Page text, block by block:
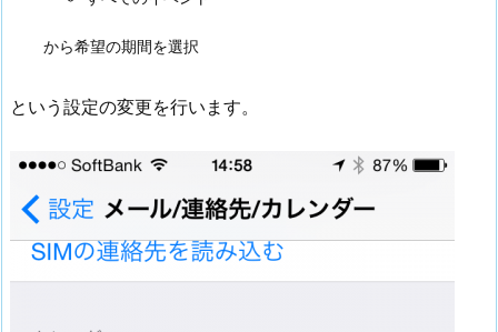
から希望の期間を選択
という設定の変更を行います。